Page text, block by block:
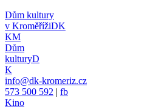
Dům kultury
v KroměřížiDK
KM
Dům
kulturyD
K
info@dk-kromeriz.cz
573 500 592 | fb
Kino